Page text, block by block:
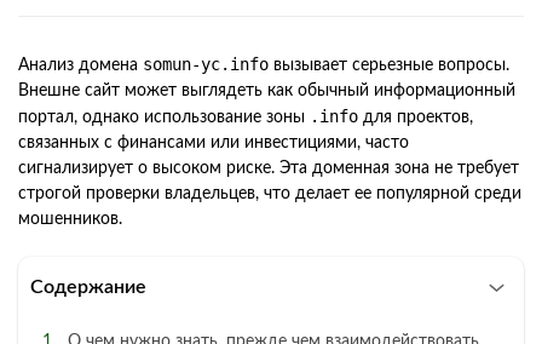
Анализ домена somun-yc.info вызывает серьезные вопросы.
Внешне сайт может выглядеть как обычный информационный
портал, однако использование зоны .info для проектов,
связанных с финансами или инвестициями, часто
сигнализирует о высоком риске. Эта доменная зона не требует
строгой проверки владельцев, что делает ее популярной среди
мошенников.
Содержание